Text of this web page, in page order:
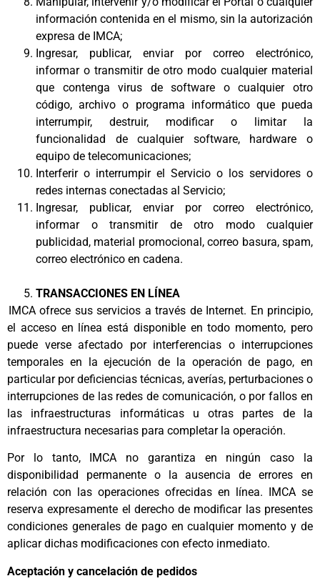
información contenida en el mismo, sin la autorización
expresa de IMCA;
Ingresar, publicar, enviar por correo electrónico,
informar o transmitir de otro modo cualquier material
que contenga virus de software o cualquier otro
código, archivo o programa informático que pueda
interrumpir, destruir, modificar o limitar la
funcionalidad de cualquier software, hardware o
equipo de telecomunicaciones;
Interferir o interrumpir el Servicio o los servidores o
redes internas conectadas al Servicio;
Ingresar, publicar, enviar por correo electrónico,
informar o transmitir de otro modo cualquier
publicidad, material promocional, correo basura, spam,
correo electrónico en cadena.
TRANSACCIONES EN LÍNEA
IMCA ofrece sus servicios a través de Internet. En principio,
el acceso en línea está disponible en todo momento, pero
puede verse afectado por interferencias o interrupciones
temporales en la ejecución de la operación de pago, en
particular por deficiencias técnicas, averías, perturbaciones o
interrupciones de las redes de comunicación, o por fallos en
las infraestructuras informáticas u otras partes de la
infraestructura necesarias para completar la operación.
Por lo tanto, IMCA no garantiza en ningún caso la
disponibilidad permanente o la ausencia de errores en
relación con las operaciones ofrecidas en línea. IMCA se
reserva expresamente el derecho de modificar las presentes
condiciones generales de pago en cualquier momento y de
aplicar dichas modificaciones con efecto inmediato.
Aceptación y cancelación de pedidos